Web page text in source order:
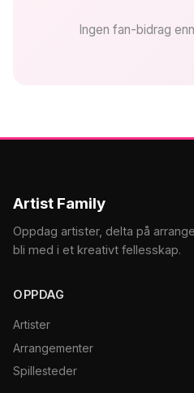
Ingen fan-bidrag
Artist Family
Oppdag artister, delta på
bli med i et kreativt fellesskap.
OPPDAG
Artister
Arrangementer
Spillesteder